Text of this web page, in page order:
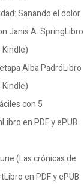
Sanando el dolor
Janis A. SpringLibro
Kindle)
Alba PadróLibro
Kindle)
con 5
en PDF y ePUB
(Las crónicas de
en PDF y ePUB